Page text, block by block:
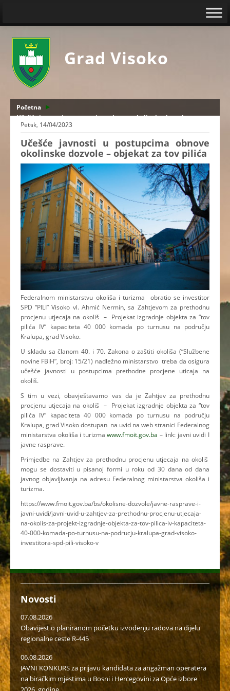
Grad Visoko
Početna
Učešće javnosti u postupcima obnove okolinske dozvole -
objekat za tov pilića
Petak, 14/04/2023
Učešće javnosti u postupcima obnove
okolinske dozvole – objekat za tov pilića
Federalnom ministarstvu okoliša i turizma obratio se investitor
SPD “PILI” Visoko vl. Ahmić Nermin, sa Zahtjevom za prethodnu
procjenu utjecaja na okoliš – Projekat izgradnje objekta za “tov
pilića IV” kapaciteta 40 000 komada po turnusu na području
Kralupa, grad Visoko.
U skladu sa članom 40. i 70. Zakona o zaštiti okoliša (“Službene
novine FBiH”, broj: 15/21) nadležno ministarstvo treba da osigura
učešće javnosti u postupcima prethodne procjene uticaja na
okoliš.
S tim u vezi, obavještavamo vas da je Zahtjev za prethodnu
procjenu utjecaja na okoliš – Projekat izgradnje objekta za “tov
pilića IV” kapaciteta 40 000 komada po turnusu na području
Kralupa, grad Visoko dostupan na uvid na web stranici Federalnog
ministarstva okoliša i turizmawww.fmoit.gov.ba – link: javni uvidi I
javne rasprave.
Primjedbe na Zahtjev za prethodnu procjenu utjecaja na okoliš
mogu se dostaviti u pisanoj formi u roku od 30 dana od dana
javnog objavljivanja na adresu Federalnog ministarstva okoliša i
turizma.
https://www.fmoit.gov.ba/bs/okolisne-dozvole/javne-rasprave-i-
javni-uvidi/javni-uvid-u-zahtjev-za-prethodnu-procjenu-utjecaja-
na-okolis-za-projekt-izgradnje-objekta-za-tov-pilica-iv-kapaciteta-
40-000-komada-po-turnusu-na-podrucju-kralupa-grad-visoko-
investitora-spd-pili-visoko-v
Novosti
07.08.2026
Obavijest o planiranom početku izvođenju radova na dijelu
regionalne ceste R-445
06.08.2026
JAVNI KONKURS za prijavu kandidata za angažman operatera
na biračkim mjestima u Bosni i Hercegovini za Opće izbore